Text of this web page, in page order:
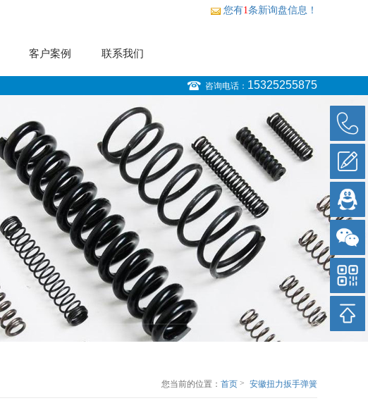
您有1条新询盘信息！
客户案例 联系我们
咨询电话： 15325255875
您当前的位置： 首页 > 安徽扭力扳手弹簧